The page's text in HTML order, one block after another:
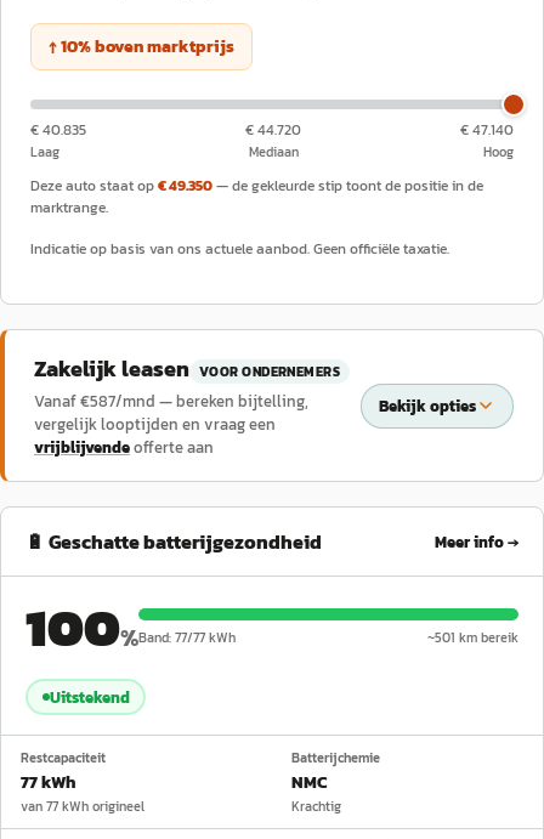
↑10%bovenmarktprijs
€ 40.835
Laag
€ 44.720
Mediaan
€ 47.140
Hoog
Deze auto staat op€ 49.350— de gekleurde stip toont de positie in de
marktrange.
Indicatie op basis van ons actuele aanbod. Geen officiële taxatie.
Zakelijk leasen VOOR ONDERNEMERS
Vanaf €587/mnd — bereken bijtelling,
vergelijk looptijden en vraag een
vrijblijvendeofferte aan
Bekijk opties
🔋 Geschatte batterijgezondheid Meer info →
100%Band:77/77kWh ~501 km bereik
Uitstekend
Restcapaciteit
77 kWh
van 77 kWh origineel
Batterijchemie
NMC
Krachtig